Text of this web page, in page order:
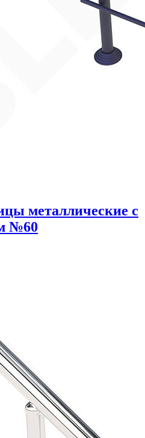
металлические с
№60